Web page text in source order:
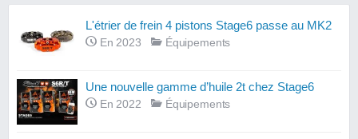
L'étrier de frein 4 pistons Stage6 passe au MK2
En 2023 Équipements
Une nouvelle gamme d’huile 2t chez Stage6
En 2022 Équipements